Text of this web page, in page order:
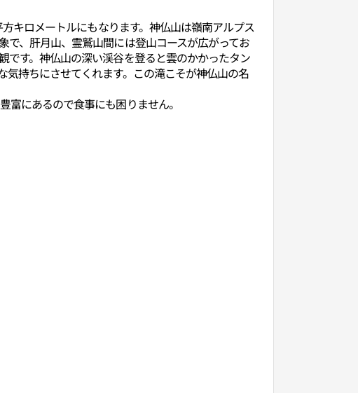
キロメートルにもなります。神仏山は嶺南アルプス
、肝月山、霊鷲山間には登山コースが広がってお
です。神仏山の深い渓谷を登ると雲のかかったタン
持ちにさせてくれます。この滝こそが神仏山の名
にあるので食事にも困りません。